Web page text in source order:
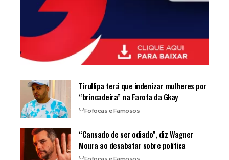
Tirullipa terá que indenizar mulheres por
“brincadeira” na Farofa da Gkay
Fofocas e Famosos
“Cansado de ser odiado”, diz Wagner
Moura ao desabafar sobre política